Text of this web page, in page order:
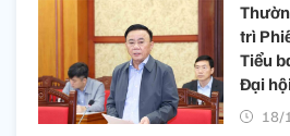
trì
Tiểu
Đại
18/